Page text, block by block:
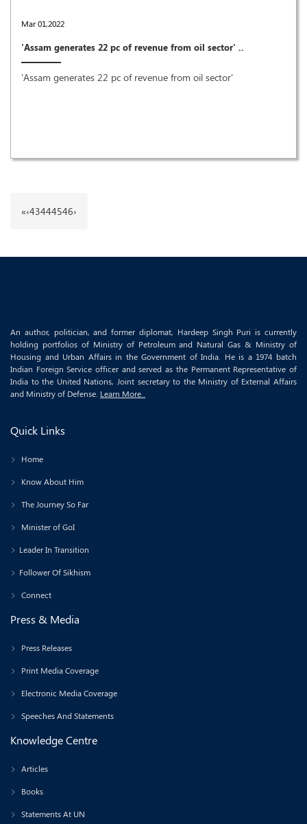
Mar 01,2022
'Assam generates 22 pc of revenue from oil sector' ..
'Assam generates 22 pc of revenue from oil sector'
«‹43444546›
An author, politician, and former diplomat, Hardeep Singh Puri is currently
holding portfolios of Ministry of Petroleum and Natural Gas & Ministry of
Housing and Urban Affairs in the Government of India. He is a 1974 batch
Indian Foreign Service officer and served as the Permanent Representative of
India to the United Nations, Joint secretary to the Ministry of External Affairs
and Ministry of Defense. Learn More..
Quick Links
Home
Know About Him
The Journey So Far
Minister of GoI
Leader In Transition
Follower Of Sikhism
Connect
Press & Media
Press Releases
Print Media Coverage
Electronic Media Coverage
Speeches And Statements
Knowledge Centre
Articles
Books
Statements At UN